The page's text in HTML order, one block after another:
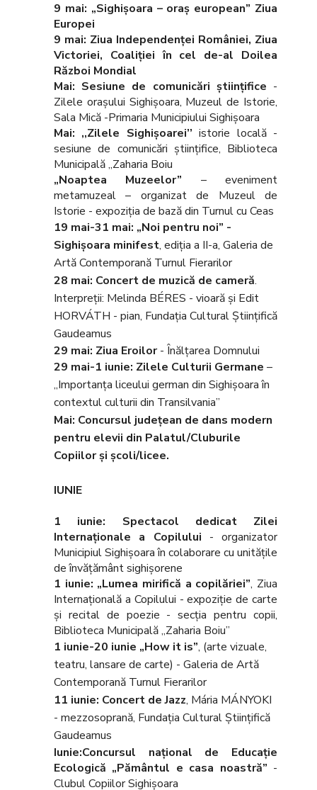
9 mai: „Sighişoara – oraş european” Ziua
Europei
9 mai: Ziua Independenţei României, Ziua
Victoriei, Coaliţiei în cel de-al Doilea
Război Mondial
Mai: Sesiune de comunicări ştiinţifice -
Zilele oraşului Sighişoara, Muzeul de Istorie,
Sala Mică -Primaria Municipiului Sighişoara
Mai: ,,Zilele Sighişoarei’’ istorie locală -
sesiune de comunicări științifice, Biblioteca
Municipală „Zaharia Boiu
„Noaptea Muzeelor” – eveniment
metamuzeal – organizat de Muzeul de
Istorie - expoziţia de bază din Turnul cu Ceas
19 mai-31 mai: „Noi pentru noi” -
Sighişoara minifest, ediţia a II-a, Galeria de
Artă Contemporană Turnul Fierarilor
28 mai: Concert de muzică de cameră.
Interpreții: Melinda BÉRES - vioară şi Edit
HORVÁTH - pian, Fundația Cultural Științifică
Gaudeamus
29 mai: Ziua Eroilor- Înălţarea Domnului
29 mai-1 iunie: Zilele Culturii Germane –
„Importanța liceului german din Sighișoara în
contextul culturii din Transilvania”
Mai: Concursul judeţean de dans modern
pentru elevii din Palatul/Cluburile
Copiilor şi şcoli/licee.
IUNIE
1 iunie: Spectacol dedicat Zilei
Internaţionale a Copilului - organizator
Municipiul Sighişoara în colaborare cu unităţile
de învăţământ sighişorene
1 iunie: „Lumea mirifică a copilăriei”, Ziua
Internaţională a Copilului - expoziţie de carte
şi recital de poezie - secţia pentru copii,
Biblioteca Municipală „Zaharia Boiu”
1 iunie-20 iunie „How it is”, (arte vizuale,
teatru, lansare de carte) - Galeria de Artă
Contemporană Turnul Fierarilor
11 iunie: Concert de Jazz, Mária MÁNYOKI
- mezzosoprană, Fundația Cultural Științifică
Gaudeamus
Iunie:Concursul naţional de Educaţie
Ecologică „Pământul e casa noastră” -
Clubul Copiilor Sighişoara